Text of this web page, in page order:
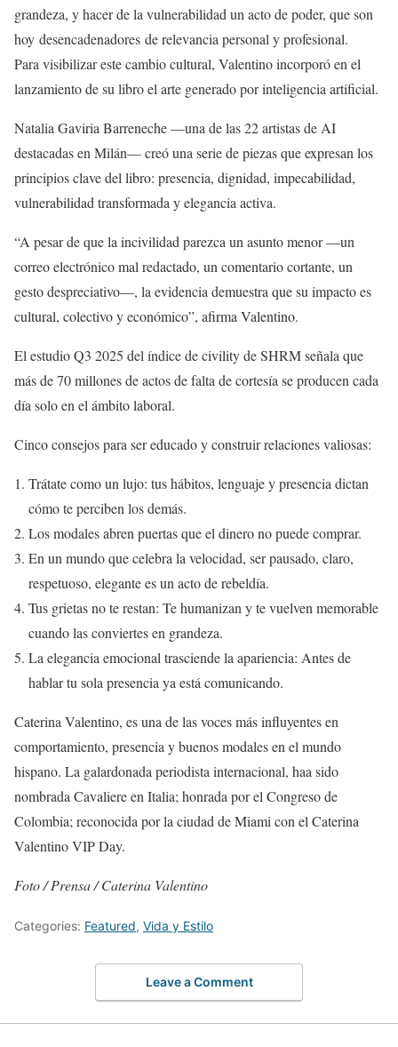
grandeza, y hacer de la vulnerabilidad un acto de poder, que son
hoy desencadenadores de relevancia personal y profesional.
Para visibilizar este cambio cultural, Valentino incorporó en el
lanzamiento de su libro el arte generado por inteligencia artificial.
Natalia Gaviria Barreneche —una de las 22 artistas de AI
destacadas en Milán— creó una serie de piezas que expresan los
principios clave del libro: presencia, dignidad, impecabilidad,
vulnerabilidad transformada y elegancia activa.
“A pesar de que la incivilidad parezca un asunto menor —un
correo electrónico mal redactado, un comentario cortante, un
gesto despreciativo—, la evidencia demuestra que su impacto es
cultural, colectivo y económico”, afirma Valentino.
El estudio Q3 2025 del índice de civility de SHRM señala que
más de 70 millones de actos de falta de cortesía se producen cada
día solo en el ámbito laboral.
Cinco consejos para ser educado y construir relaciones valiosas:
Trátate como un lujo: tus hábitos, lenguaje y presencia dictan
cómo te perciben los demás.
Los modales abren puertas que el dinero no puede comprar.
En un mundo que celebra la velocidad, ser pausado, claro,
respetuoso, elegante es un acto de rebeldía.
Tus grietas no te restan: Te humanizan y te vuelven memorable
cuando las conviertes en grandeza.
La elegancia emocional trasciende la apariencia: Antes de
hablar tu sola presencia ya está comunicando.
Caterina Valentino, es una de las voces más influyentes en
comportamiento, presencia y buenos modales en el mundo
hispano. La galardonada periodista internacional, haa sido
nombrada Cavaliere en Italia; honrada por el Congreso de
Colombia; reconocida por la ciudad de Miami con el Caterina
Valentino VIP Day.
Foto / Prensa / Caterina Valentino
Categories: Featured, Vida y Estilo
Leave a Comment